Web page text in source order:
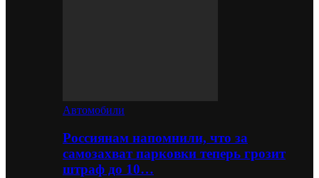
Автомобили
Россиянам напомнили, что за
самозахват парковки теперь грозит
штраф до 10…